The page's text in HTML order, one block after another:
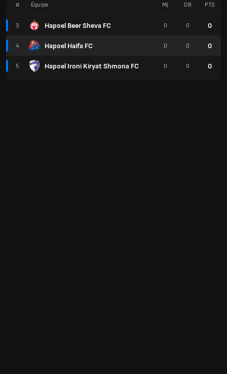
# Équipe
3 Hapoel Beer Sheva FC
4 Hapoel Haifa FC
5 Hapoel Ironi Kiryat Shmona FC
MJ DB PTS
0 0 0
0 0 0
0 0 0